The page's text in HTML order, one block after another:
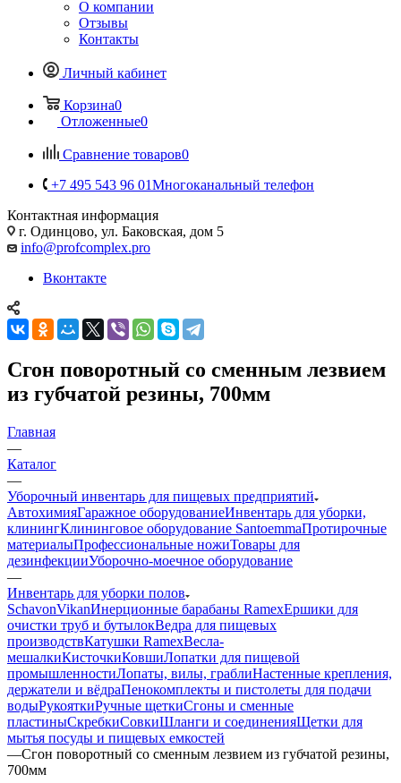
О компании
Отзывы
Контакты
Личный кабинет
Корзина0
Отложенные0
Сравнение товаров0
+7 495 543 96 01Многоканальный телефон
Контактная информация
г. Одинцово, ул. Баковская, дом 5
info@profcomplex.pro
Вконтакте
Сгон поворотный со сменным лезвием
из губчатой резины, 700мм
Главная
—
Каталог
—
Уборочный инвентарь для пищевых предприятий
АвтохимияГаражное оборудованиеИнвентарь для уборки,
клинингКлининговое оборудование SantoemmaПротирочные
материалыПрофессиональные ножиТовары для
дезинфекцииУборочно-моечное оборудование
—
Инвентарь для уборки полов
SchavonVikanИнерционные барабаны RamexЕршики для
очистки труб и бутылокВедра для пищевых
производствКатушки RamexВесла-
мешалкиКисточкиКовшиЛопатки для пищевой
промышленностиЛопаты, вилы, граблиНастенные крепления,
держатели и вёдраПенокомплекты и пистолеты для подачи
водыРукояткиРучные щеткиСгоны и сменные
пластиныСкребкиСовкиШланги и соединенияЩетки для
мытья посуды и пищевых емкостей
—Сгон поворотный со сменным лезвием из губчатой резины,
700мм